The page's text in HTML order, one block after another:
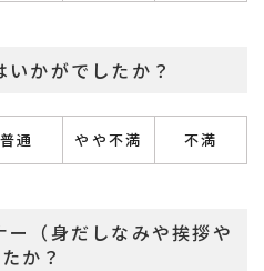
かがでしたか？
普通 やや不満 不満
（身だしなみや挨拶や
か？